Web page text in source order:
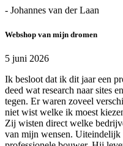
- Johannes van der Laan
Webshop van mijn dromen
5 juni 2026
Ik besloot dat ik dit jaar een
deed wat research naar sites
tegen. Er waren zoveel
niet wist welke ik moest
Zij wisten direct welke
van mijn wensen. Uiteindelijk